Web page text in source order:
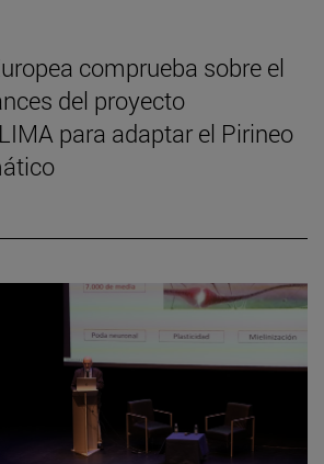
comprueba sobre el
del proyecto
para adaptar el Pirineo